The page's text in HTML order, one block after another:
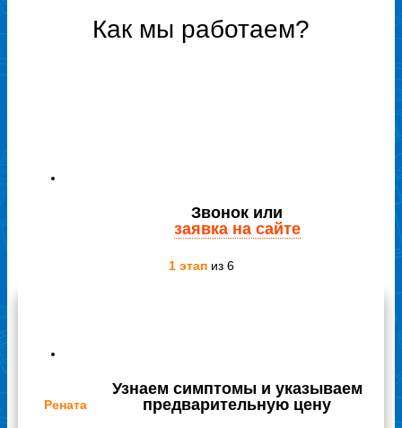
Как мы работаем?
Звонок или
заявка на сайте
Узнаем симптомы и указываем
предварительную цену
1 этап из 6
Рената